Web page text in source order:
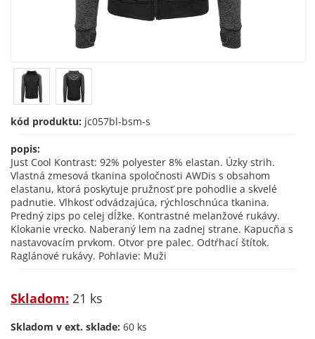
kód produktu: jc057bl-bsm-s
popis:
Just Cool Kontrast: 92% polyester 8% elastan. Úzky strih.
Vlastná zmesová tkanina spoločnosti AWDis s obsahom
elastanu, ktorá poskytuje pružnosť pre pohodlie a skvelé
padnutie. Vlhkosť odvádzajúca, rýchloschnúca tkanina.
Predný zips po celej dĺžke. Kontrastné melanžové rukávy.
Klokanie vrecko. Naberaný lem na zadnej strane. Kapucňa s
nastavovacím prvkom. Otvor pre palec. Odtŕhací štítok.
Raglánové rukávy. Pohlavie: Muži
Skladom: 21 ks
Skladom v ext. sklade: 60 ks